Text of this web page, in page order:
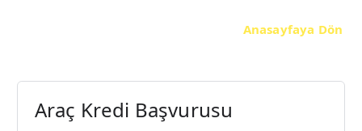
Anasayfaya Dön
Araç Kredi Başvurusu